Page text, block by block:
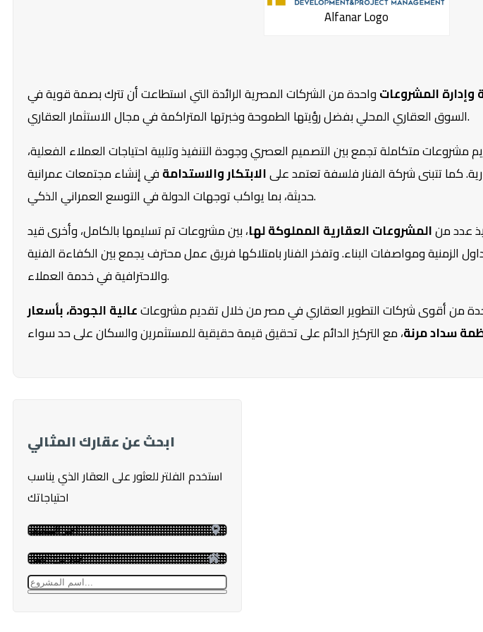
Alfanar Logo
وإدارة المشروعاتواحدة من الشركات المصرية الرائدة التي استطاعت أن تترك بصمة قوية في
السوق العقاري المحلي بفضل رؤيتها الطموحة وخبرتها المتراكمة في مجال الاستثمار العقاري.
مشروعات متكاملة تجمع بين التصميم العصري وجودة التنفيذ وتلبية احتياجات العملاء الفعلية،
كما تتبنى شركة الفنار فلسفة تعتمد علىالابتكار والاستدامةفي إنشاء مجتمعات عمرانية
حديثة، بما يواكب توجهات الدولة في التوسع العمراني الذكي.
عدد منالمشروعات العقارية المملوكة لها، بين مشروعات تم تسليمها بالكامل، وأخرى قيد
الزمنية ومواصفات البناء. وتفخر الفنار بامتلاكها فريق عمل محترف يجمع بين الكفاءة الفنية
والاحترافية في خدمة العملاء.
من أقوى شركات التطوير العقاري في مصر من خلال تقديم مشروعاتعالية الجودة، بأسعار
سداد مرنة
ابحث عن عقارك المثالي
استخدم الفلتر للعثور على العقار الذي يناسب
احتياجاتك